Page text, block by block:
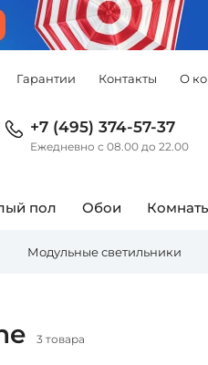
Гарантии Контакты О
+7 (495) 374-57-37
Ежедневно с 08.00 до 22.00
пол Обои
Модульные светильники
3 товара